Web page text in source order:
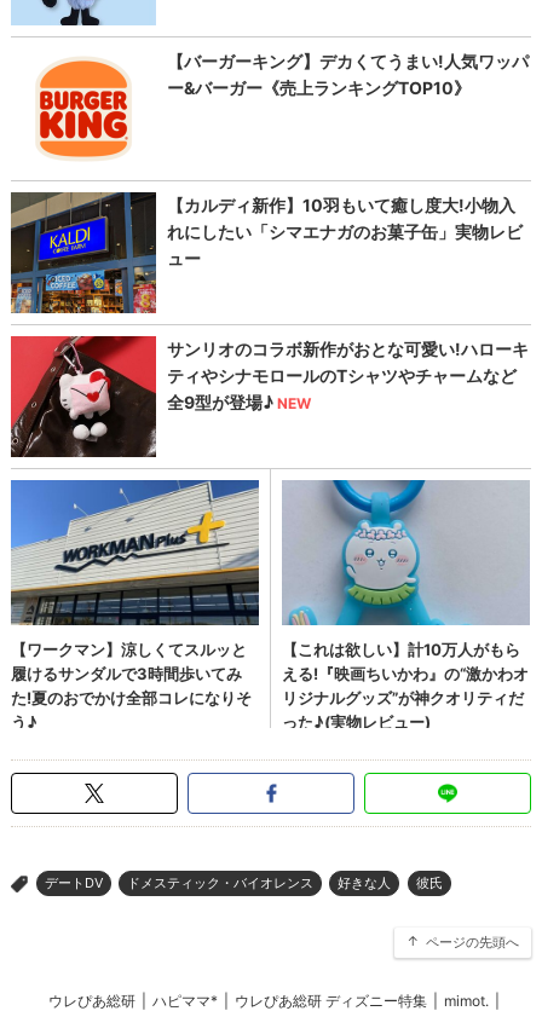
> デートDV ドメスティック・バイオレンス 好きな人 彼氏
ページの先頭へ
ウレぴあ総研 ハピママ* ウレぴあ総研 ディズニー特集 mimot.